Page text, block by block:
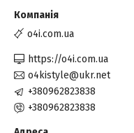
o4i.com.ua
https://o4i.com.ua
o4kistyle@ukr.net
+380962823838
+380962823838